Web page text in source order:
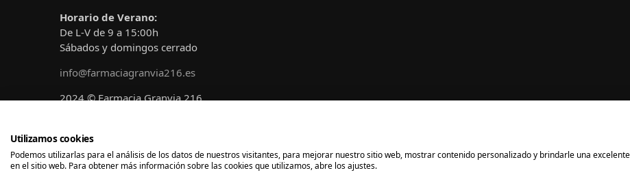
Horario de Verano:
De L-V de 9 a 15:00h
Sábados y domingos cerrado
info@farmaciagranvia216.es
2024 © Farmacia Granvia 216
Utilizamos cookies
Podemos utilizarlas para el análisis de los datos de nuestros visitantes, para mejorar nuestro sitio web, mostrar contenido personalizado y brindarle una
en el sitio web. Para obtener más información sobre las cookies que utilizamos, abre los ajustes.